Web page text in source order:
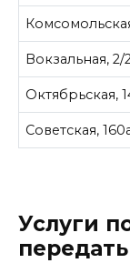
Вокзальная, 2/
Октябрьская,
Советская,
Услуги